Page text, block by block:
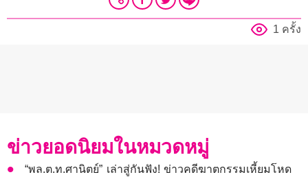
1 ครั้ง
ข่าวยอดนิยมในหมวดหมู่
“พล.ต.ท.ศานิตย์” เล่าสู่กันฟัง! ข่าวคดีฆาตกรรมเหี้ยมโหด